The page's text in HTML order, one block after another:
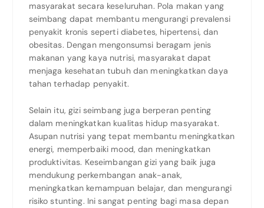
masyarakat secara keseluruhan. Pola makan yang
seimbang dapat membantu mengurangi prevalensi
penyakit kronis seperti diabetes, hipertensi, dan
obesitas. Dengan mengonsumsi beragam jenis
makanan yang kaya nutrisi, masyarakat dapat
menjaga kesehatan tubuh dan meningkatkan daya
tahan terhadap penyakit.
Selain itu, gizi seimbang juga berperan penting
dalam meningkatkan kualitas hidup masyarakat.
Asupan nutrisi yang tepat membantu meningkatkan
energi, memperbaiki mood, dan meningkatkan
produktivitas. Keseimbangan gizi yang baik juga
mendukung perkembangan anak-anak,
meningkatkan kemampuan belajar, dan mengurangi
risiko stunting. Ini sangat penting bagi masa depan